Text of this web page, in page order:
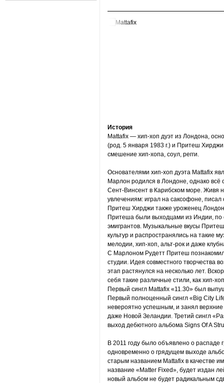
История
Mattafix — хип-хоп дуэт из Лондона,
(род. 5 января 1983 г.) и Притеш
смешение хип-хопа, соул, регги.
Основателями хип-хоп дуэта Mattafix
Марлон родился в Лондоне, однако всё
Сент-Винсент в Карибском море. Живя
увлечениям: играл на саксофоне, писал
Притеш Хирджи также уроженец
Притеша были выходцами из Индии, по
эмигрантов. Музыкальные вкусы
культур и распространялись на такие
мелодии, хип-хоп, альт-рок и даже
С Марлоном Рудетт Притеш
студии. Идея совместного творчества
этап растянулся на несколько лет.
себя такие различные стили, как хип-
Первый сингл Mattafix «11.30» был
Первый полноценный сингл «Big City
невероятно успешным, и занял
даже Новой Зеландии. Третий сингл
выход дебютного альбома Signs Of A
В 2011 году было объявлено о распаде
одновременно о грядущем выходе
старым названием Mattafix в качестве
название «Matter Fixed», будет издан
новый альбом не будет радикальным